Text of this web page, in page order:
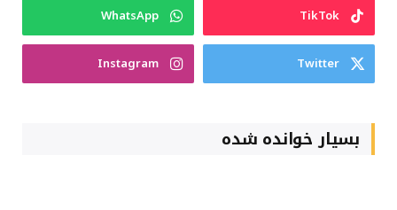
TikTok
WhatsApp
Twitter
Instagram
بسیار خوانده شده